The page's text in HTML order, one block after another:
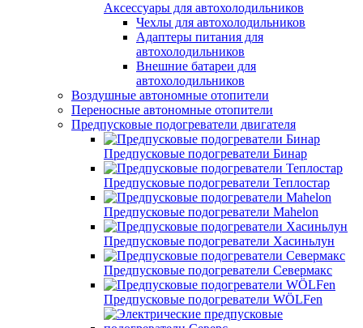
Аксессуары для автохолодильников
Чехлы для автохолодильников
Адаптеры питания для
автохолодильников
Внешние батареи для
автохолодильников
Воздушные автономные отопители
Переносные автономные отопители
Предпусковые подогреватели двигателя
Предпусковые подогреватели Бинар
Предпусковые подогреватели Теплостар
Предпусковые подогреватели Mahelon
Предпусковые подогреватели Хасиньлун
Предпусковые подогреватели Севермакс
Предпусковые подогреватели WÖLFen